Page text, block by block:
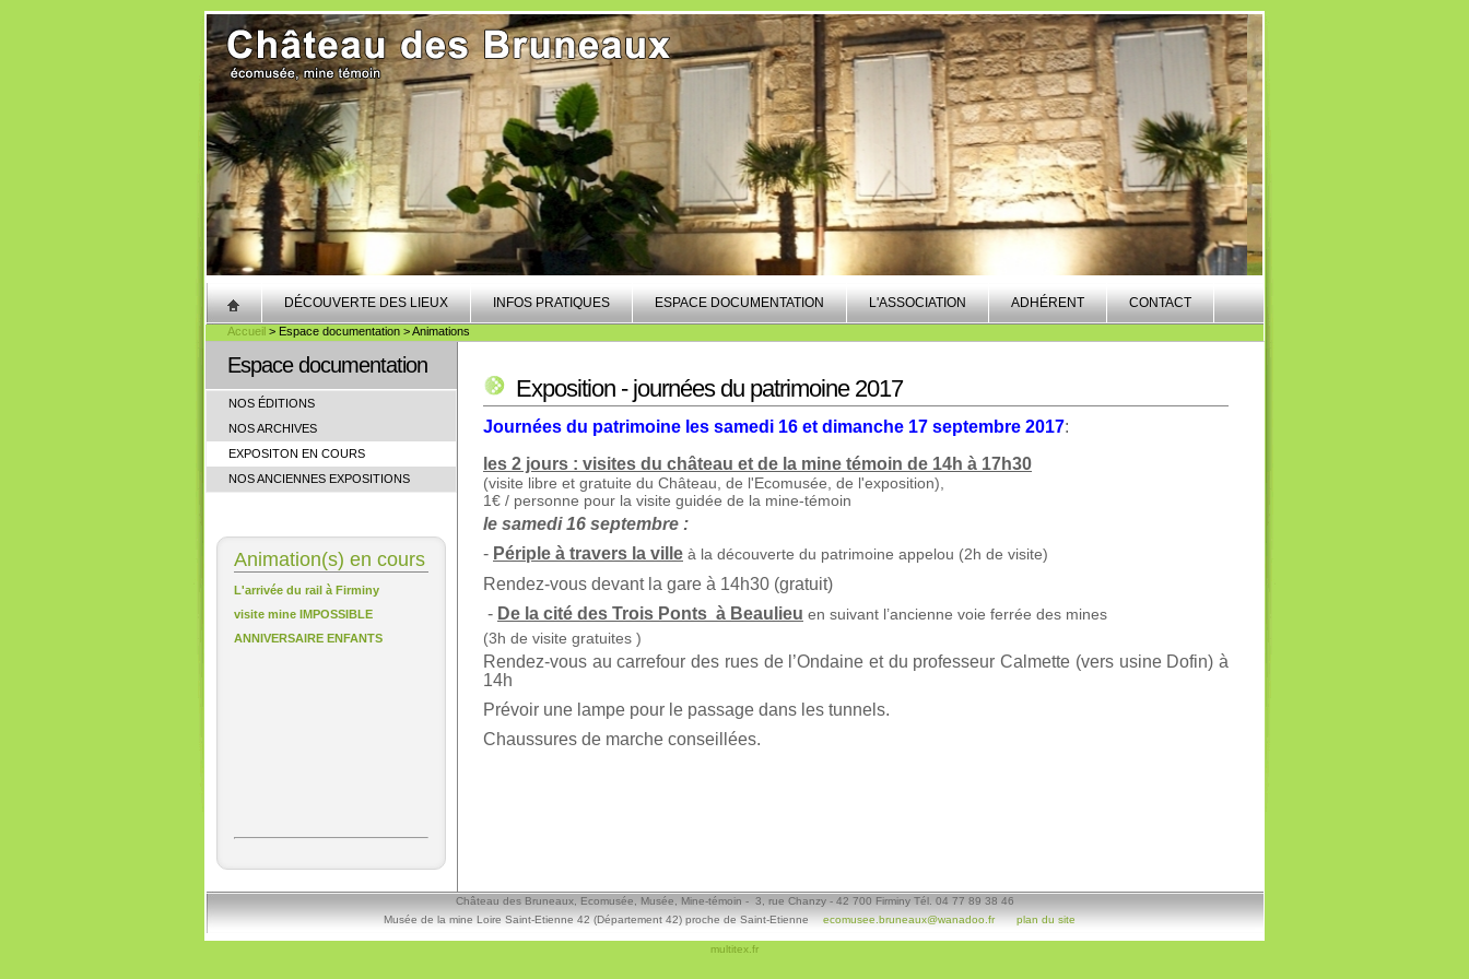
DÉCOUVERTE DES LIEUX INFOS PRATIQUES ESPACE DOCUMENTATION L'ASSOCIATION ADHÉRENT CONTACT
Accueil > Espace documentation > Animations
Espace documentation
NOS ÉDITIONS
NOS ARCHIVES
EXPOSITON EN COURS
NOS ANCIENNES EXPOSITIONS
Animation(s) en cours
L'arrivée du rail à Firminy
visite mine IMPOSSIBLE
ANNIVERSAIRE ENFANTS
Exposition - journées du patrimoine 2017
Journées du patrimoine les samedi 16 et dimanche 17 septembre 2017:
les 2 jours : visites du château et de la mine témoin de 14h à 17h30
(visite libre et gratuite du Château, de l'Ecomusée, de l'exposition),
1€ / personne pour la visite guidée de la mine-témoin
le samedi 16 septembre :
- Périple à travers la ville à la découverte du patrimoine appelou (2h de visite)
Rendez-vous devant la gare à 14h30 (gratuit)
- De la cité des Trois Ponts à Beaulieu en suivant l’ancienne voie ferrée des mines
(3h de visite gratuites )
Rendez-vous au carrefour des rues de l’Ondaine et du professeur Calmette (vers usine Dofin) à
14h
Prévoir une lampe pour le passage dans les tunnels.
Chaussures de marche conseillées.
Château des Bruneaux, Ecomusée, Musée, Mine-témoin - 3, rue Chanzy - 42 700 Firminy Tél. 04 77 89 38 46
Musée de la mine Loire Saint-Etienne 42 (Département 42) proche de Saint-Etienne
ecomusee.bruneaux@wanadoo.fr plan du site
multitex.fr